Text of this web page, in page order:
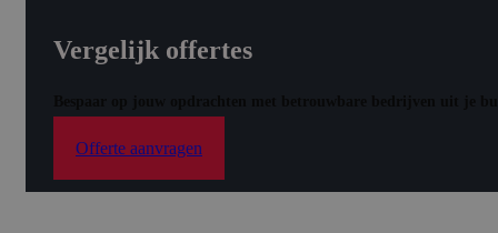
Vergelijk offertes
Offerte aanvragen